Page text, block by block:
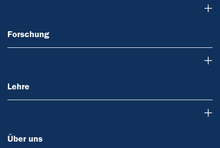
Forschung
Lehre
Über uns